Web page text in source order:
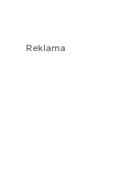
Reklama